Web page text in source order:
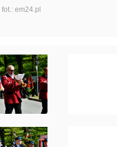
fot.: em24.pl